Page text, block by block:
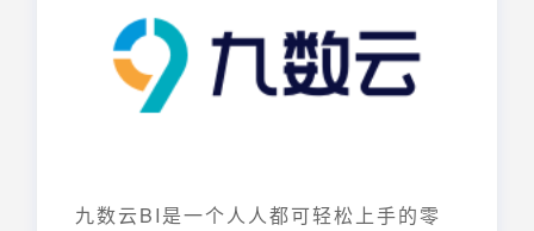
九数云BI是一个人人都可轻松上手的零